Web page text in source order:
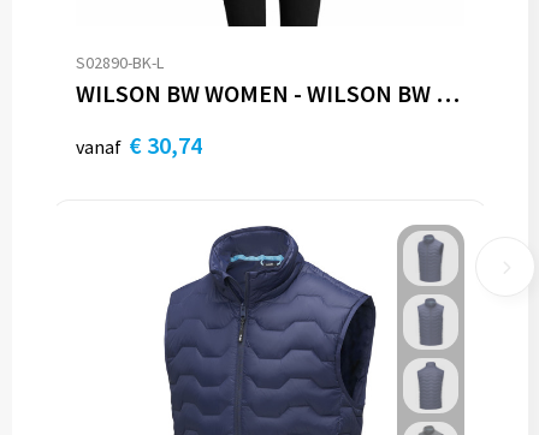
S02890-BK-L
WILSON BW WOMEN - WILSON BW DAMES 380T
vanaf € 30,74